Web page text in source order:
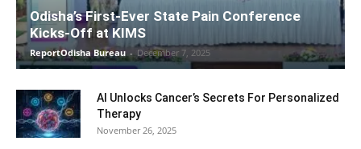
Odisha’s First-Ever State Pain Conference
Kicks-Off at KIMS
ReportOdisha Bureau - December 7, 2025
AI Unlocks Cancer’s Secrets For Personalized
Therapy
November 26, 2025